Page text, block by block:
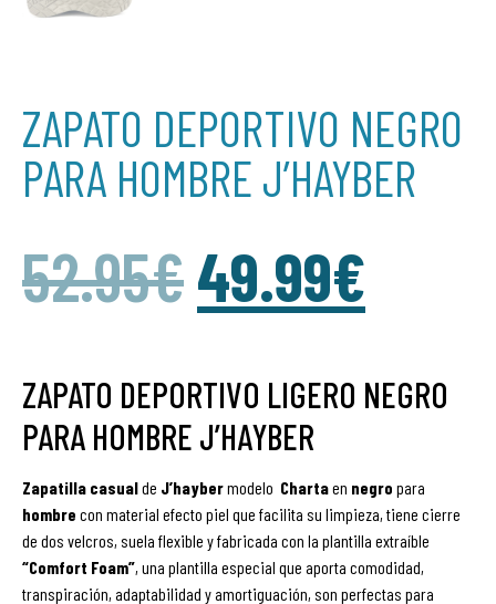
ZAPATO DEPORTIVO NEGRO
PARA HOMBRE J’HAYBER
52.95€49.99€
ZAPATO DEPORTIVO LIGERO NEGRO
PARA HOMBRE J’HAYBER
Zapatilla casualde J’haybermodelo Chartaen negro para
hombre con material efecto piel que facilita su limpieza, tiene cierre
de dos velcros, suela flexible y fabricada con la plantilla extraíble
“Comfort Foam”, una plantilla especial que aporta comodidad,
transpiración, adaptabilidad y amortiguación, son perfectas para